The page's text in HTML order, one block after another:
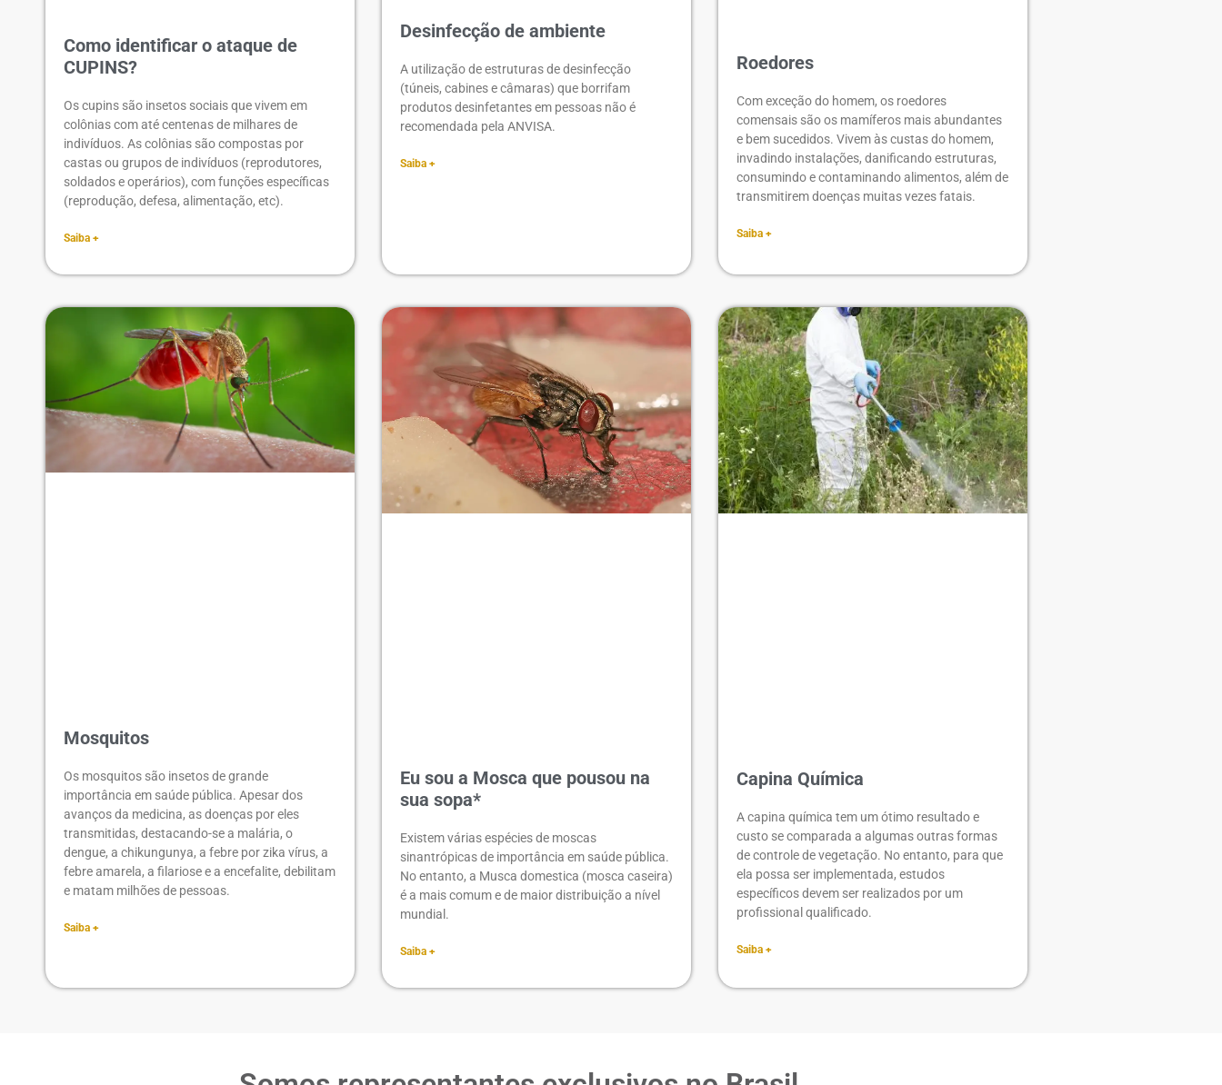
Como identificar o ataque de
CUPINS?
Os cupins são insetos sociais que vivem em
colônias com até centenas de milhares de
indivíduos. As colônias são compostas por
castas ou grupos de indivíduos (reprodutores,
soldados e operários), com funções específicas
(reprodução, defesa, alimentação, etc).
Saiba +
Desinfecção de ambiente
A utilização de estruturas de desinfecção
(túneis, cabines e câmaras) que borrifam
produtos desinfetantes em pessoas não é
recomendada pela ANVISA.
Saiba +
Roedores
Com exceção do homem, os roedores
comensais são os mamíferos mais abundantes
e bem sucedidos. Vivem às custas do homem,
invadindo instalações, danificando estruturas,
consumindo e contaminando alimentos, além de
transmitirem doenças muitas vezes fatais.
Saiba +
Mosquitos
Os mosquitos são insetos de grande
importância em saúde pública. Apesar dos
avanços da medicina, as doenças por eles
transmitidas, destacando-se a malária, o
dengue, a chikungunya, a febre por zika vírus, a
febre amarela, a filariose e a encefalite, debilitam
e matam milhões de pessoas.
Saiba +
Eu sou a Mosca que pousou na
sua sopa*
Existem várias espécies de moscas
sinantrópicas de importância em saúde pública.
No entanto, a Musca domestica (mosca caseira)
é a mais comum e de maior distribuição a nível
mundial.
Saiba +
Capina Química
A capina química tem um ótimo resultado e
custo se comparada a algumas outras formas
de controle de vegetação. No entanto, para que
ela possa ser implementada, estudos
específicos devem ser realizados por um
profissional qualificado.
Saiba +